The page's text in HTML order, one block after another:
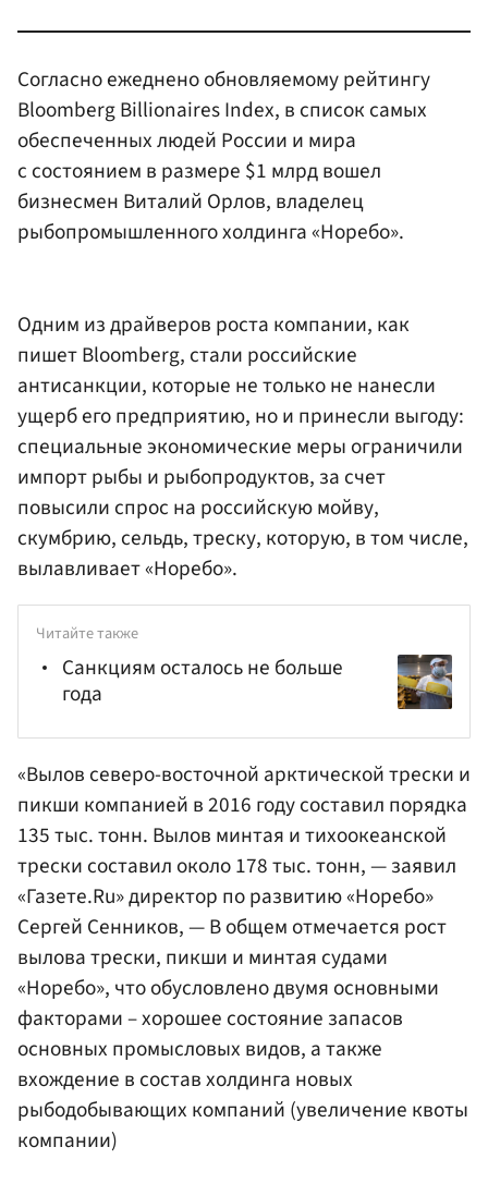
Согласно ежеднено обновляемому рейтингу
Bloomberg Billionaires Index, в список самых
обеспеченных людей России и мира
с состоянием в размере $1 млрд вошел
бизнесмен Виталий Орлов, владелец
рыбопромышленного холдинга «Норебо».
Одним из драйверов роста компании, как
пишет Bloomberg, стали российские
антисанкции, которые не только не нанесли
ущерб его предприятию, но и принесли выгоду:
специальные экономические меры ограничили
импорт рыбы и рыбопродуктов, за счет
повысили спрос на российскую мойву,
скумбрию, сельдь, треску, которую, в том числе,
вылавливает «Норебо».
Читайте также
Санкциям осталось не больше
года
«Вылов северо-восточной арктической трески и
пикши компанией в 2016 году составил порядка
135 тыс. тонн. Вылов минтая и тихоокеанской
трески составил около 178 тыс. тонн, — заявил
«Газете.Ru» директор по развитию «Норебо»
Сергей Сенников, — В общем отмечается рост
вылова трески, пикши и минтая судами
«Норебо», что обусловлено двумя основными
факторами – хорошее состояние запасов
основных промысловых видов, а также
вхождение в состав холдинга новых
рыбодобывающих компаний (увеличение квоты
компании)